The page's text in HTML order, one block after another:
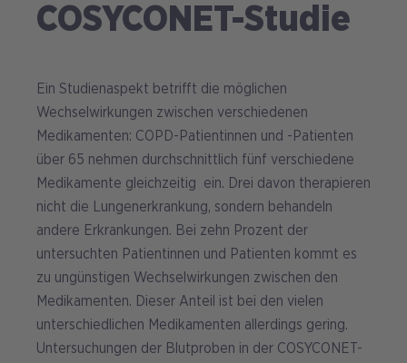
COSYCONET-Studie
Ein Studienaspekt betrifft die möglichen
Wechselwirkungen zwischen verschiedenen
Medikamenten: COPD-Patientinnen und -Patienten
über 65 nehmen durchschnittlich fünf verschiedene
Medikamente gleichzeitig ein. Drei davon therapieren
nicht die Lungenerkrankung, sondern behandeln
andere Erkrankungen. Bei zehn Prozent der
untersuchten Patientinnen und Patienten kommt es
zu ungünstigen Wechselwirkungen zwischen den
Medikamenten. Dieser Anteil ist bei den vielen
unterschiedlichen Medikamenten allerdings gering.
Untersuchungen der Blutproben in der COSYCONET-